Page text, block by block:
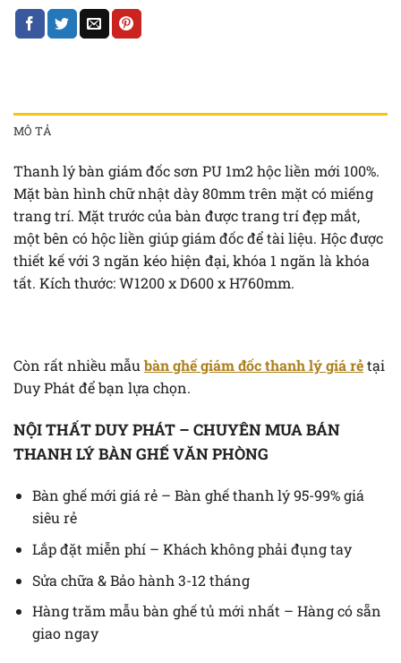
MÔ TẢ
Thanh lý bàn giám đốc sơn PU 1m2 hộc liền mới 100%.
Mặt bàn hình chữ nhật dày 80mm trên mặt có miếng
trang trí. Mặt trước của bàn được trang trí đẹp mắt,
một bên có hộc liền giúp giám đốc để tài liệu. Hộc được
thiết kế với 3 ngăn kéo hiện đại, khóa 1 ngăn là khóa
tất. Kích thước: W1200 x D600 x H760mm.
Còn rất nhiều mẫubàn ghế giám đốc thanh lý giá rẻtại
Duy Phát để bạn lựa chọn.
NỘI THẤT DUY PHÁT – CHUYÊN MUA BÁN
THANH LÝ BÀN GHẾ VĂN PHÒNG
Bàn ghế mới giá rẻ – Bàn ghế thanh lý 95-99% giá
siêu rẻ
Lắp đặt miễn phí – Khách không phải đụng tay
Sửa chữa & Bảo hành 3-12 tháng
Hàng trăm mẫu bàn ghế tủ mới nhất – Hàng có sẵn
giao ngay